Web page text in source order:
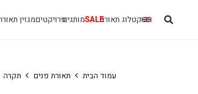
קטלוג תאורהSALEמותגיםפרויקטיםמגזין
עמוד הבית תאורת פנים תקרה